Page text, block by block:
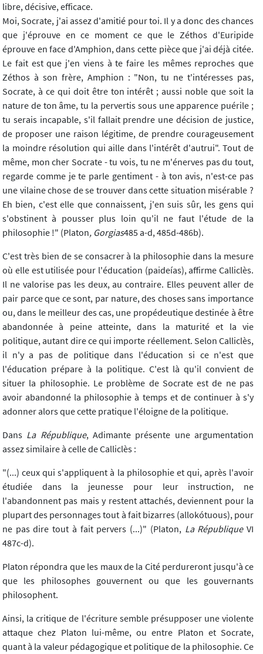
libre, décisive, efficace.
Moi, Socrate, j'ai assez d'amitié pour toi. Il y a donc des chances
que j'éprouve en ce moment ce que le Zéthos d'Euripide
éprouve en face d'Amphion, dans cette pièce que j'ai déjà citée.
Le fait est que j'en viens à te faire les mêmes reproches que
Zéthos à son frère, Amphion : "Non, tu ne t'intéresses pas,
Socrate, à ce qui doit être ton intérêt ; aussi noble que soit la
nature de ton âme, tu la pervertis sous une apparence puérile ;
tu serais incapable, s'il fallait prendre une décision de justice,
de proposer une raison légitime, de prendre courageusement
la moindre résolution qui aille dans l'intérêt d'autrui". Tout de
même, mon cher Socrate - tu vois, tu ne m'énerves pas du tout,
regarde comme je te parle gentiment - à ton avis, n'est-ce pas
une vilaine chose de se trouver dans cette situation misérable ?
Eh bien, c'est elle que connaissent, j'en suis sûr, les gens qui
s'obstinent à pousser plus loin qu'il ne faut l'étude de la
philosophie !" (Platon, Gorgias485 a-d, 485d-486b).
C'est très bien de se consacrer à la philosophie dans la mesure
où elle est utilisée pour l'éducation (paideías), affirme Calliclès.
Il ne valorise pas les deux, au contraire. Elles peuvent aller de
pair parce que ce sont, par nature, des choses sans importance
ou, dans le meilleur des cas, une propédeutique destinée à être
abandonnée à peine atteinte, dans la maturité et la vie
politique, autant dire ce qui importe réellement. Selon Calliclès,
il n'y a pas de politique dans l'éducation si ce n'est que
l'éducation prépare à la politique. C'est là qu'il convient de
situer la philosophie. Le problème de Socrate est de ne pas
avoir abandonné la philosophie à temps et de continuer à s'y
adonner alors que cette pratique l'éloigne de la politique.
Dans La République, Adimante présente une argumentation
assez similaire à celle de Calliclès :
"(...) ceux qui s'appliquent à la philosophie et qui, après l'avoir
étudiée dans la jeunesse pour leur instruction, ne
l'abandonnent pas mais y restent attachés, deviennent pour la
plupart des personnages tout à fait bizarres (allokótuous), pour
ne pas dire tout à fait pervers (...)" (Platon, La RépubliqueVI
487c-d).
Platon répondra que les maux de la Cité perdureront jusqu'à ce
que les philosophes gouvernent ou que les gouvernants
philosophent.
Ainsi, la critique de l'écriture semble présupposer une violente
attaque chez Platon lui-même, ou entre Platon et Socrate,
quant à la valeur pédagogique et politique de la philosophie. Ce